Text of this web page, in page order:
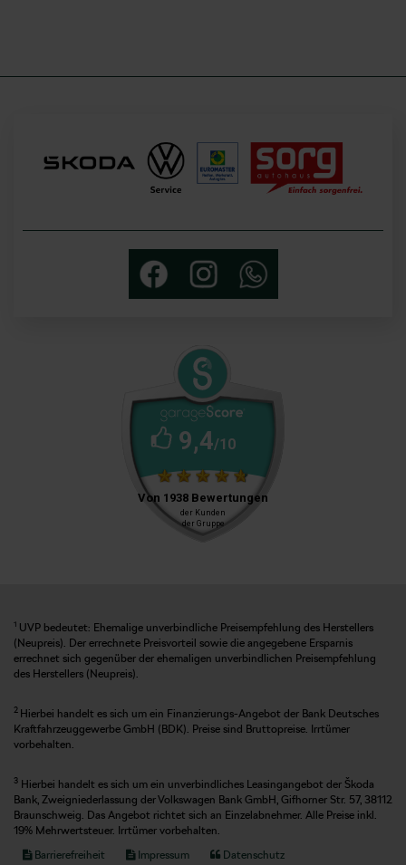
1 UVP bedeutet: Ehemalige unverbindliche Preisempfehlung des Herstellers
(Neupreis). Der errechnete Preisvorteil sowie die angegebene Ersparnis
errechnet sich gegenüber der ehemaligen unverbindlichen Preisempfehlung
des Herstellers (Neupreis).
2 Hierbei handelt es sich um ein Finanzierungs-Angebot der Bank Deutsches
Kraftfahrzeuggewerbe GmbH (BDK). Preise sind Bruttopreise. Irrtümer
vorbehalten.
3 Hierbei handelt es sich um ein unverbindliches Leasingangebot der Škoda
Bank, Zweigniederlassung der Volkswagen Bank GmbH, Gifhorner Str. 57, 38112
Braunschweig. Das Angebot richtet sich an Einzelabnehmer. Alle Preise inkl.
19% Mehrwertsteuer. Irrtümer vorbehalten.
Barrierefreiheit
Impressum
Datenschutz